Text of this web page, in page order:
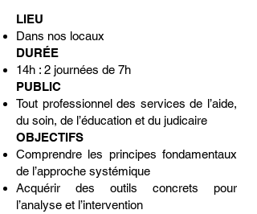
LIEU
Dans nos locaux
DURÉE
14h : 2 journées de 7h
PUBLIC
Tout professionnel des services de l’aide,
du soin, de l’éducation et du judicaire
OBJECTIFS
Comprendre les principes fondamentaux
de l’approche systémique
Acquérir des outils concrets pour
l’analyse et l’intervention